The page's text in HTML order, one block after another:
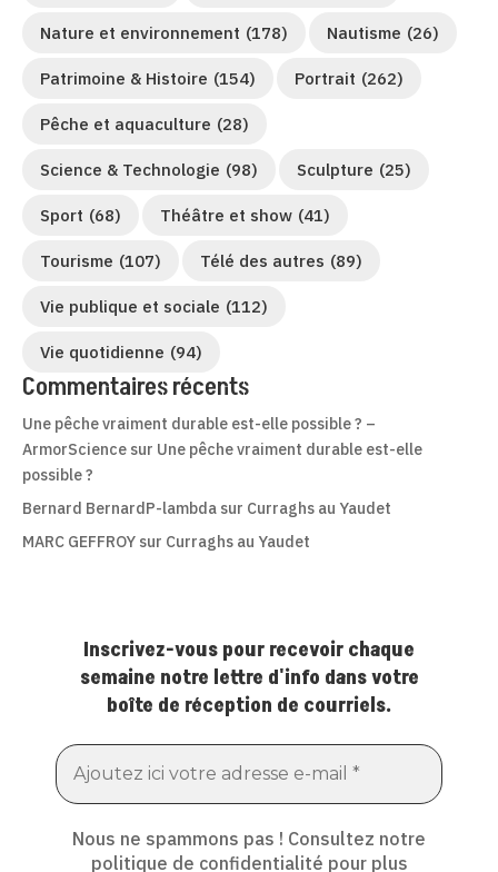
Nature et environnement (178) Nautisme (26)
Patrimoine & Histoire (154) Portrait (262)
Pêche et aquaculture (28)
Science & Technologie (98) Sculpture (25)
Sport (68) Théâtre et show (41)
Tourisme (107) Télé des autres (89)
Vie publique et sociale (112)
Vie quotidienne (94)
Commentaires récents
Une pêche vraiment durable est-elle possible ? –
ArmorScience sur Une pêche vraiment durable est-elle
possible ?
Bernard BernardP-lambda sur Curraghs au Yaudet
MARC GEFFROY sur Curraghs au Yaudet
Inscrivez-vous pour recevoir chaque
semaine notre lettre d'info dans votre
boîte de réception de courriels.
Nous ne spammons pas ! Consultez notre
politique de confidentialité pour plus